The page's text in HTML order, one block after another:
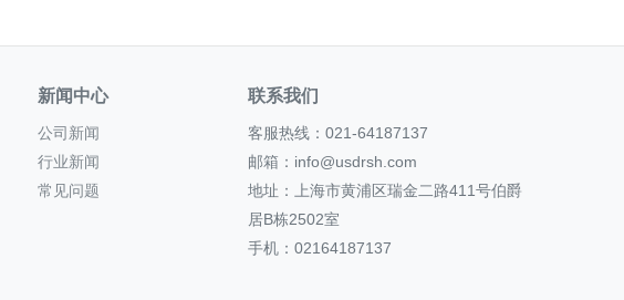
新闻中心
公司新闻
行业新闻
常见问题
联系我们
客服热线：021-64187137
邮箱：info@usdrsh.com
地址：上海市黄浦区瑞金二路411号伯爵
居B栋2502室
手机：02164187137